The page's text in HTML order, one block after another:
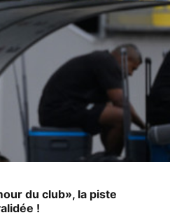
du club», la piste
!